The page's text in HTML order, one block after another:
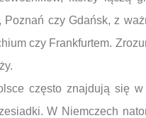
Poznań czy Gdańsk, z
czy Frankfurtem.
często znajdują się
W Niemczech